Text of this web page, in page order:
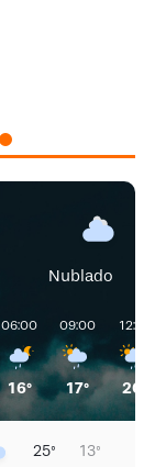
Nublado
06:00
16°
09:00
17°
12:00
20°
25° 13°